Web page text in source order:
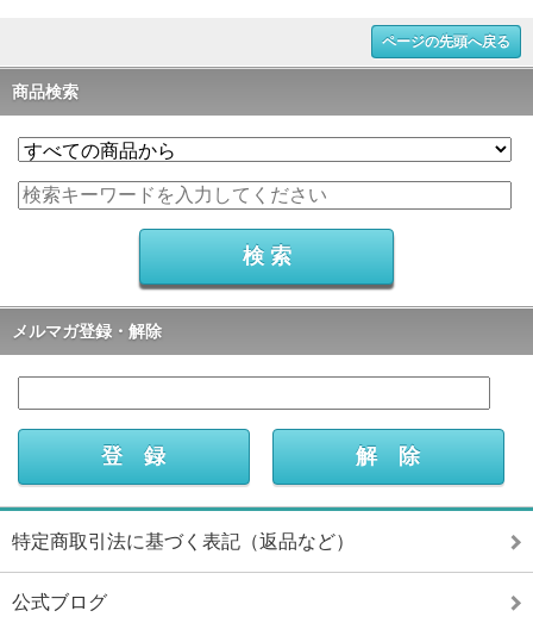
ページの先頭へ戻る
商品検索
メルマガ登録・解除
特定商取引法に基づく表記（返品など）
公式ブログ